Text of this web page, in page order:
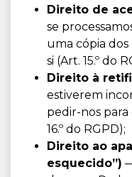
Direito de
se
uma cópia
si (Art. 15.º do
Direito à
estiverem
pedir-nos
16.º do RGPD);
Direito ao
esquecido”)